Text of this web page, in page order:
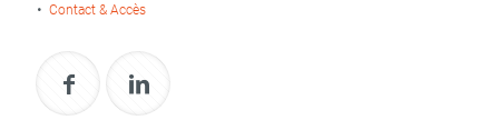
Contact & Accès